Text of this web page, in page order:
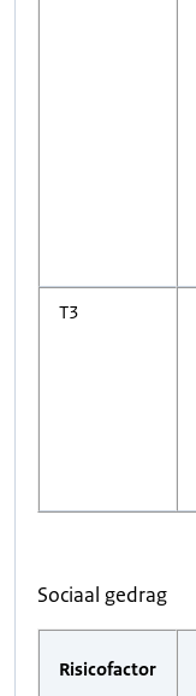
T3
Sociaal gedrag
Risicofactor